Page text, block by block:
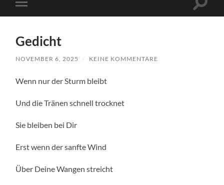
Mobile-
Menü
Gedicht
NOVEMBER 6, 2025 / KEINE KOMMENTARE
Wenn nur der Sturm bleibt
Und die Tränen schnell trocknet
Sie bleiben bei Dir
Erst wenn der sanfte Wind
Über Deine Wangen streicht